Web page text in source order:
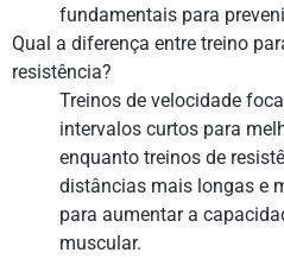
fundamentais para
Qual a diferença entre treino
resistência?
Treinos de velocidade
intervalos curtos para
enquanto treinos de
distâncias mais longas e
para aumentar a
muscular.